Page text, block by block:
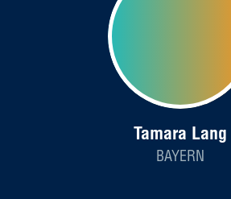
Tamara Lang
BAYERN